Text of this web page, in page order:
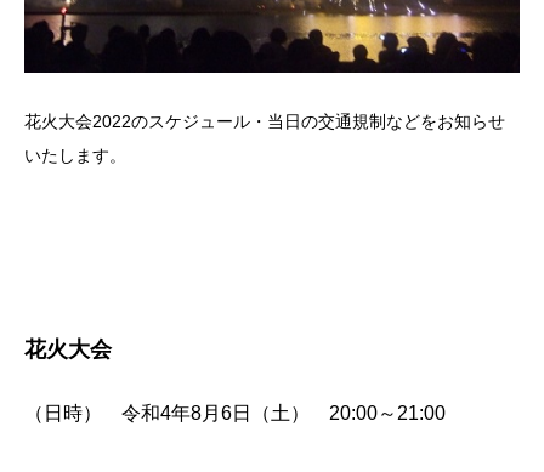
花火大会2022のスケジュール・当日の交通規制などをお知らせ
いたします。
花火大会
（日時） 令和4年8月6日（土） 20:00～21:00